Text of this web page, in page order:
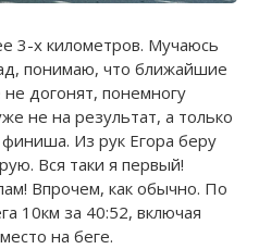
3-х километров. Мучаюсь
понимаю, что ближайшие
догонят, понемногу
не на результат, а только
Из рук Егора беру
Вся таки я первый!
Впрочем, как обычно. По
10км за 40:52, включая
на беге.